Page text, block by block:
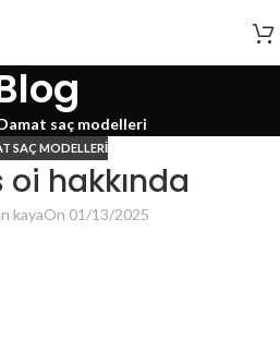
saç modelleri
SAÇ MODELLERI
hakkında
kayaOn 01/13/2025